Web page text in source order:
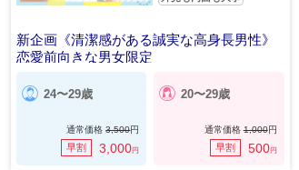
新企画《清潔感がある誠実な高身長男性》
恋愛前向きな男女限定
24〜29歳
通常価格3,500円
早割 3,000円
20〜29歳
通常価格1,000円
早割 500円